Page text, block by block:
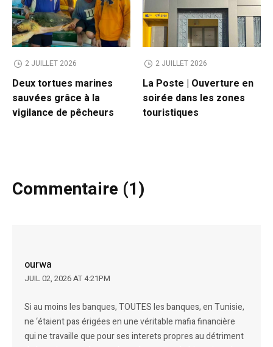
2 JUILLET 2026
Deux tortues marines
sauvées grâce à la
vigilance de pêcheurs
2 JUILLET 2026
La Poste | Ouverture en
soirée dans les zones
touristiques
Commentaire (1)
ourwa
JUIL 02, 2026 AT 4:21PM
Si au moins les banques, TOUTES les banques, en Tunisie,
ne ‘étaient pas érigées en une véritable mafia financière
qui ne travaille que pour ses interets propres au détriment